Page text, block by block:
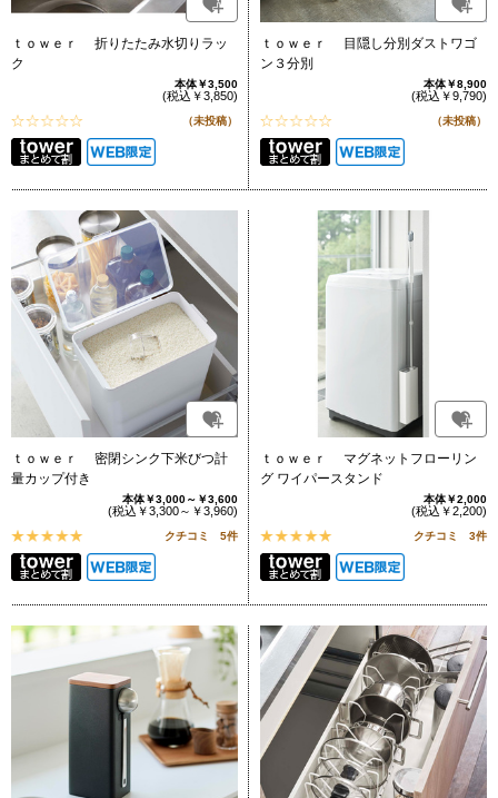
ｔｏｗｅｒ 折りたたみ水切りラッ
ク
本体￥3,500
(税込￥3,850)
（未投稿）
ｔｏｗｅｒ 目隠し分別ダストワゴ
ン３分別
本体￥8,900
(税込￥9,790)
（未投稿）
ｔｏｗｅｒ 密閉シンク下米びつ計
量カップ付き
本体￥3,000～￥3,600
(税込￥3,300～￥3,960)
クチコミ 5件
ｔｏｗｅｒ マグネットフローリン
グ ワイパースタンド
本体￥2,000
(税込￥2,200)
クチコミ 3件